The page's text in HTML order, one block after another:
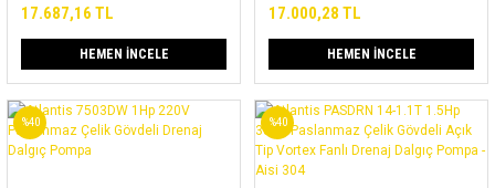
17.687,16 TL
HEMEN İNCELE
17.000,28 TL
HEMEN İNCELE
%40 %40